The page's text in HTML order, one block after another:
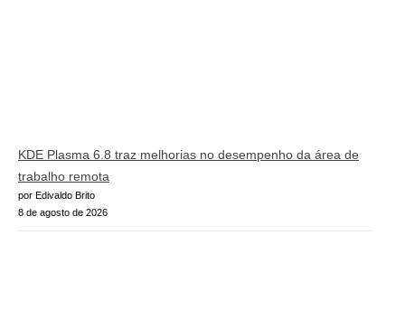
KDE Plasma 6.8 traz melhorias no desempenho da área de
trabalho remota
por Edivaldo Brito
8 de agosto de 2026